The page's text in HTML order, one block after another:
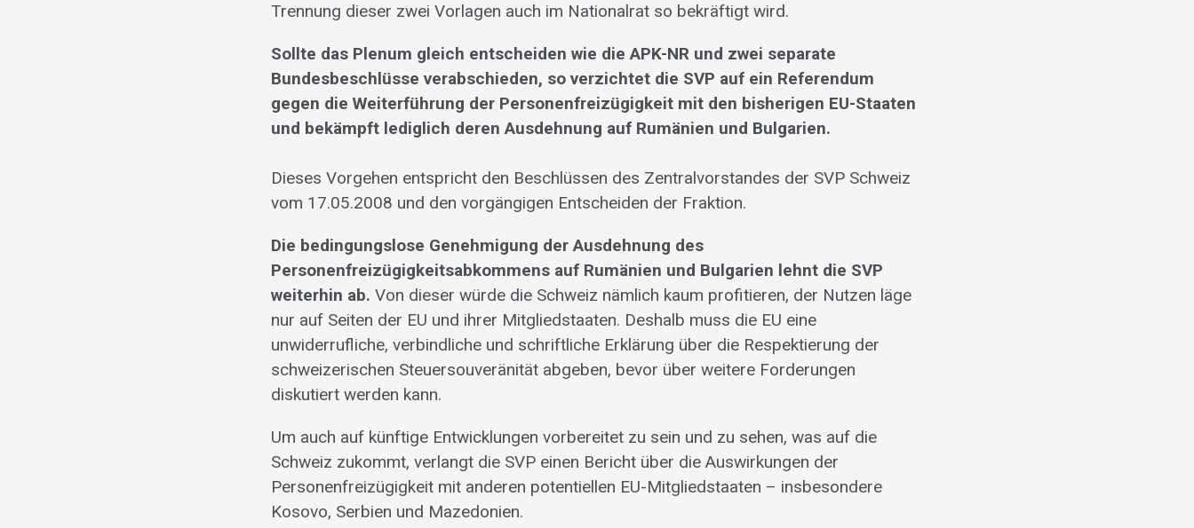
Trennung dieser zwei Vorlagen auch im Nationalrat so bekräftigt wird.
Sollte das Plenum gleich entscheiden wie die APK-NR und zwei separate
Bundesbeschlüsse verabschieden, so verzichtet die SVP auf ein Referendum
gegen die Weiterführung der Personenfreizügigkeit mit den bisherigen EU-Staaten
und bekämpft lediglich deren Ausdehnung auf Rumänien und Bulgarien.
Dieses Vorgehen entspricht den Beschlüssen des Zentralvorstandes der SVP Schweiz
vom 17.05.2008 und den vorgängigen Entscheiden der Fraktion.
Die bedingungslose Genehmigung der Ausdehnung des
Personenfreizügigkeitsabkommens auf Rumänien und Bulgarien lehnt die SVP
weiterhin ab. Von dieser würde die Schweiz nämlich kaum profitieren, der Nutzen läge
nur auf Seiten der EU und ihrer Mitgliedstaaten. Deshalb muss die EU eine
unwiderrufliche, verbindliche und schriftliche Erklärung über die Respektierung der
schweizerischen Steuersouveränität abgeben, bevor über weitere Forderungen
diskutiert werden kann.
Um auch auf künftige Entwicklungen vorbereitet zu sein und zu sehen, was auf die
Schweiz zukommt, verlangt die SVP einen Bericht über die Auswirkungen der
Personenfreizügigkeit mit anderen potentiellen EU-Mitgliedstaaten – insbesondere
Kosovo, Serbien und Mazedonien.